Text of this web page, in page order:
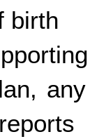
birth
reports